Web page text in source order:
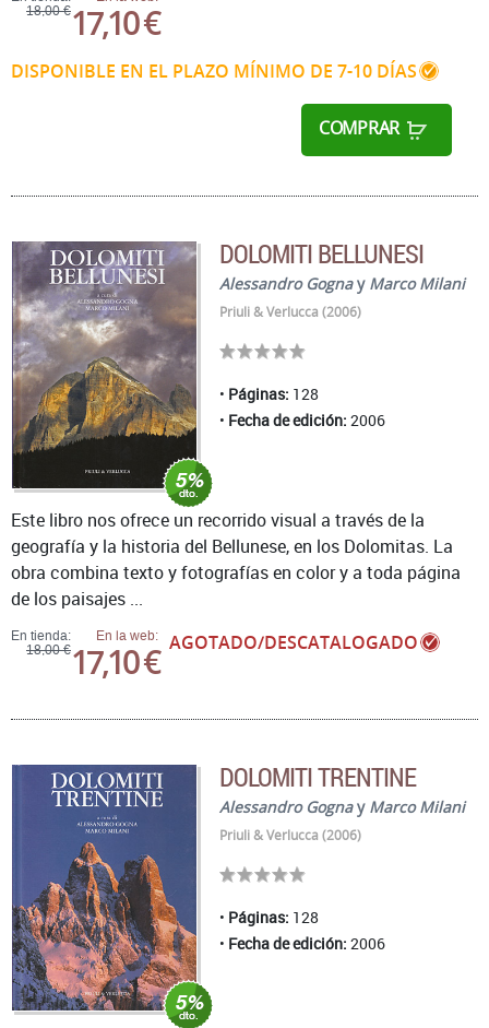
18,00 €17,10 €
DISPONIBLE EN EL PLAZO MÍNIMO DE 7-10 DÍAS
COMPRAR
DOLOMITI BELLUNESI
Alessandro Gognay Marco Milani
Priuli & Verlucca (2006)
Páginas: 128
Fecha de edición: 2006
En tienda:
18,00 €
En la web:
17,10 € AGOTADO/DESCATALOGADO
Este libro nos ofrece un recorrido visual a través de la
geografía y la historia del Bellunese, en los Dolomitas. La
obra combina texto y fotografías en color y a toda página
de los paisajes ...
DOLOMITI TRENTINE
Alessandro Gognay Marco Milani
Priuli & Verlucca (2006)
Páginas: 128
Fecha de edición: 2006